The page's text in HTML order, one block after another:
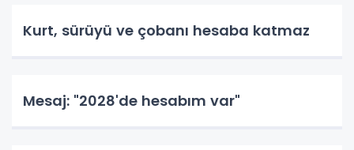
Kurt, sürüyü ve çobanı hesaba katmaz
Mesaj: "2028'de hesabım var"